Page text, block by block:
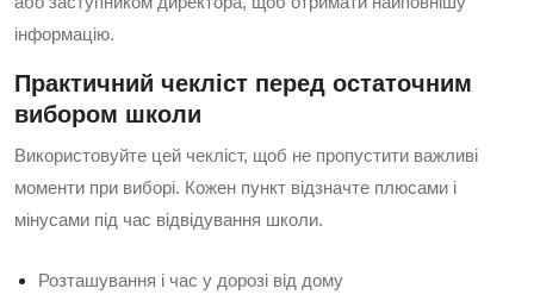
інформацію.
Практичний чекліст перед остаточним
вибором школи
Використовуйте цей чекліст, щоб не пропустити важливі
моменти при виборі. Кожен пункт відзначте плюсами і
мінусами під час відвідування школи.
Розташування і час у дорозі від дому